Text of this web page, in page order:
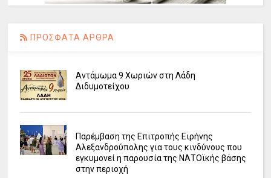
ΠΡΟΣΦΑΤΑ ΑΡΘΡΑ
Αντάμωμα 9 Χωριών στη Λάδη
Διδυμοτείχου
Παρέμβαση της Επιτροπής Ειρήνης
Αλεξανδρούπολης για τους κινδύνους που
εγκυμονεί η παρουσία της ΝΑΤΟϊκής βάσης
στην περιοχή